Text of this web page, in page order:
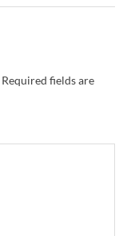
Required fields are